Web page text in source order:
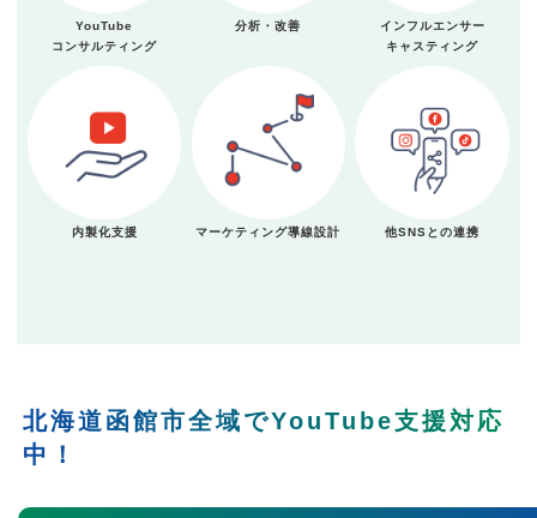
YouTube
コンサルティング
分析・改善
インフルエンサー
キャスティング
内製化支援 マーケティング導線設計 他SNSとの連携
北海道函館市全域でYouTube支援対応
中！